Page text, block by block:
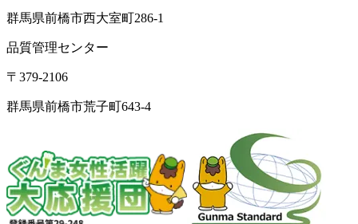
群馬県前橋市西大室町286-1
品質管理センター
〒379-2106
群馬県前橋市荒子町643-4